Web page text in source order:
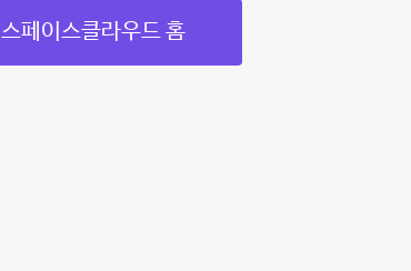
스페이스클라우드 홈